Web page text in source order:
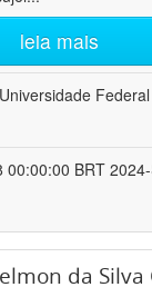
leia mais
Universidade
00:00:00 BRT
da Silva